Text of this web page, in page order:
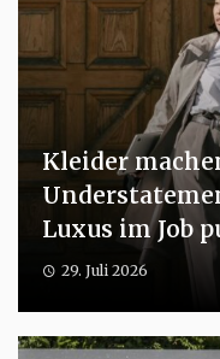
Kleider
Luxus im Job
29. Juli 2026